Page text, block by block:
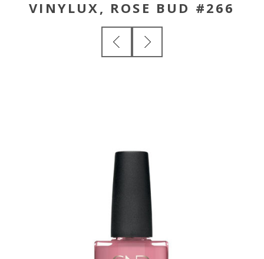
VINYLUX, ROSE BUD #266